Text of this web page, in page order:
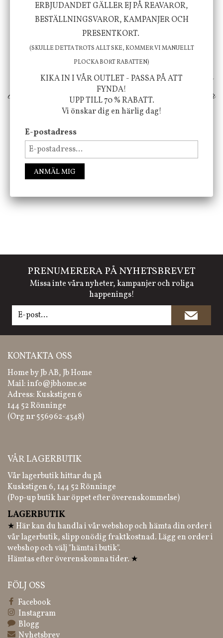
Vi vill förmedla känsla, upplevelse och
välbefinnande för dig och ditt hem! Med
inspiration från naturen och dess färgpalett
erbjuder vi omsorgsfullt utvalda produkter som
ökar trivsel i ditt hem och ger det lilla extra för
att öka ditt välmående!
FÖLJ OSS PÅ INSTAGRAM @JBHOME
PRENUMERERA PÅ NYHETSBREVET
Missa inte våra nyheter, kampanjer och roliga
happenings!
KONTAKTA OSS
Home by Jb AB, Jb Home
Mail:info@jbhome.se
Adress: Kuskstigen 6
144 52 Rönninge
(Org nr 556962-4348)
VÅR LAGERBUTIK
Vår lagerbutik hittar du på
Kuskstigen 6, 144 52 Rönninge
(Pop-up butik har öppet efter överenskommelse)
LAGERBUTIK
★ Här kan du handla i vår webshop och hämta din order i
vår lagerbutik, slipp onödig fraktkostnad. Lägg en order i
webshop och välj "hämta i butik".
Hämtas efter överenskomna tider. ★
FÖLJ OSS
Facebook
Instagram
Blogg
Nyhetsbrev
ERBJUDANDET GÄLLER EJ PÅ REAVAROR,
BESTÄLLNINGSVAROR, KAMPANJER OCH
PRESENTKORT.
(SKULLE DETTA TROTS ALLT SKE, KOMMER VI MANUELLT
PLOCKA BORT RABATTEN)
KIKA IN I VÅR OUTLET - PASSA PÅ ATT
FYNDA!
UPP TILL 70 % RABATT.
Vi önskar dig en härlig dag!
E-postadress
ANMÄL MIG